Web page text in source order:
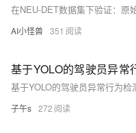
AI小怪兽 351
子午s 272